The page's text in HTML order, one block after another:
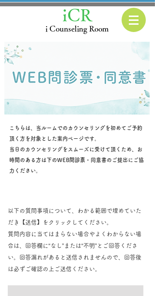
i Counseling Room
iCR
こちらは、当ルームでのカウンセリングを初めてご予約
頂く方を対象とした案内ページです。
当日のカウンセリングをスムーズに受けて頂くため、お
時間のある方は下のWEB問診票・同意書のご提出にご協
力ください。
以下の質問事項について、わかる範囲で埋めていた
だき【送信】をクリックしてください。
質問内容に当てはまらない場合やよくわからない場
合は、回答欄に“なし”または“不明”とご回答くださ
い。回答漏れがあると送信されませんので、回答後
は必ずご確認の上ご送信ください。